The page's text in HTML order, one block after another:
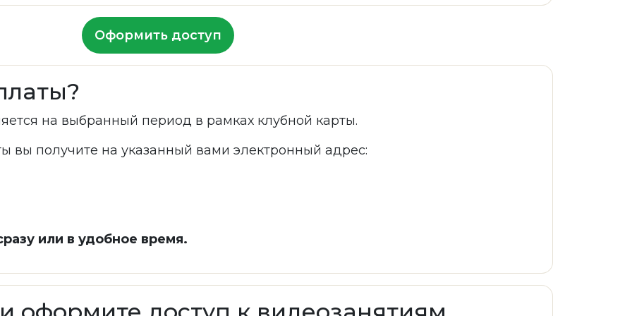
Оформить доступ
на выбранный период в рамках клубной карты.
вы получите на указанный вами электронный адрес:
или в удобное время.